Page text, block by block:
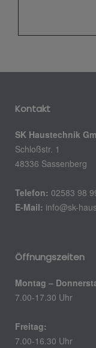
Kontakt
SK Haustechnik
Schloßstr. 1
48336 Sassenberg
Telefon: 02583 98
E-Mail: info@sk-
Öffnungszeiten
Montag –
7.00-17.30 Uhr
Freitag:
7.00-16.30 Uhr